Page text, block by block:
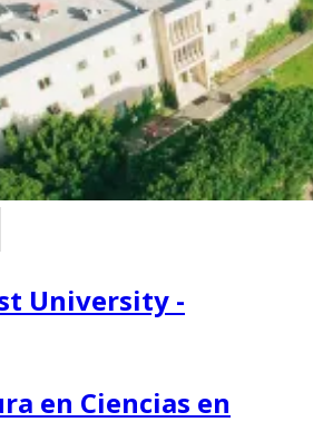
University -
en Ciencias en